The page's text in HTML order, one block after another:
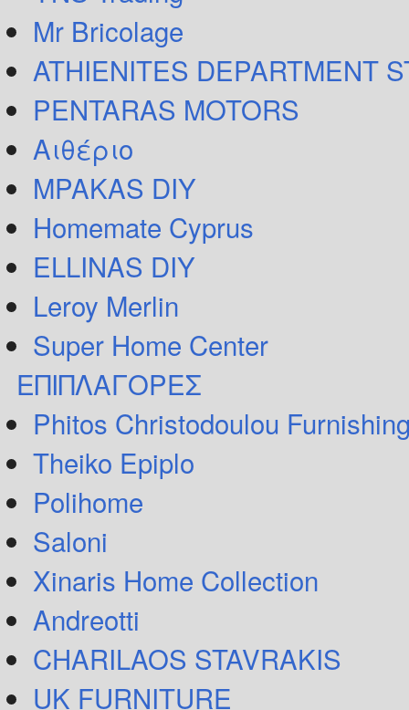
Mr Bricolage
ATHIENITES DEPARTMENT
PENTARAS MOTORS
Αιθέριο
MPAKAS DIY
Homemate Cyprus
ELLINAS DIY
Leroy Merlin
Super Home Center
ΕΠΙΠΛΑΓΟΡΕΣ
Phitos Christodoulou
Theiko Epiplo
Polihome
Saloni
Xinaris Home Collection
Andreotti
CHARILAOS STAVRAKIS
UK FURNITURE